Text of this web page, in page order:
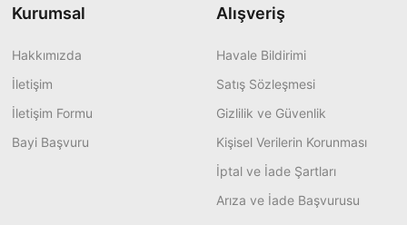
Kurumsal
Hakkımızda
İletişim
İletişim Formu
Bayi Başvuru
Alışveriş
Havale Bildirimi
Satış Sözleşmesi
Gizlilik ve Güvenlik
Kişisel Verilerin Korunması
İptal ve İade Şartları
Arıza ve İade Başvurusu